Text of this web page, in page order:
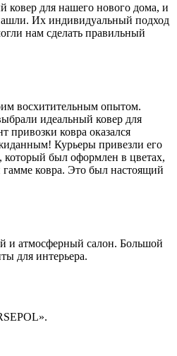
ковер для нашего нового дома, и
Их индивидуальный подход
нам сделать правильный
восхитительным опытом.
идеальный ковер для
привозки ковра оказался
Курьеры привезли его
который был оформлен в цветах,
ковра. Это был настоящий
и атмосферный салон. Большой
для интерьера.